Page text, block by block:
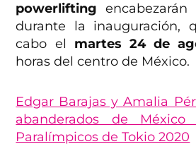
powerlifting
durante la inauguración,
cabo el martes 24 de
horas del centro de México.
Edgar Barajas y Amalia
abanderados de
Paralímpicos de Tokio 2020